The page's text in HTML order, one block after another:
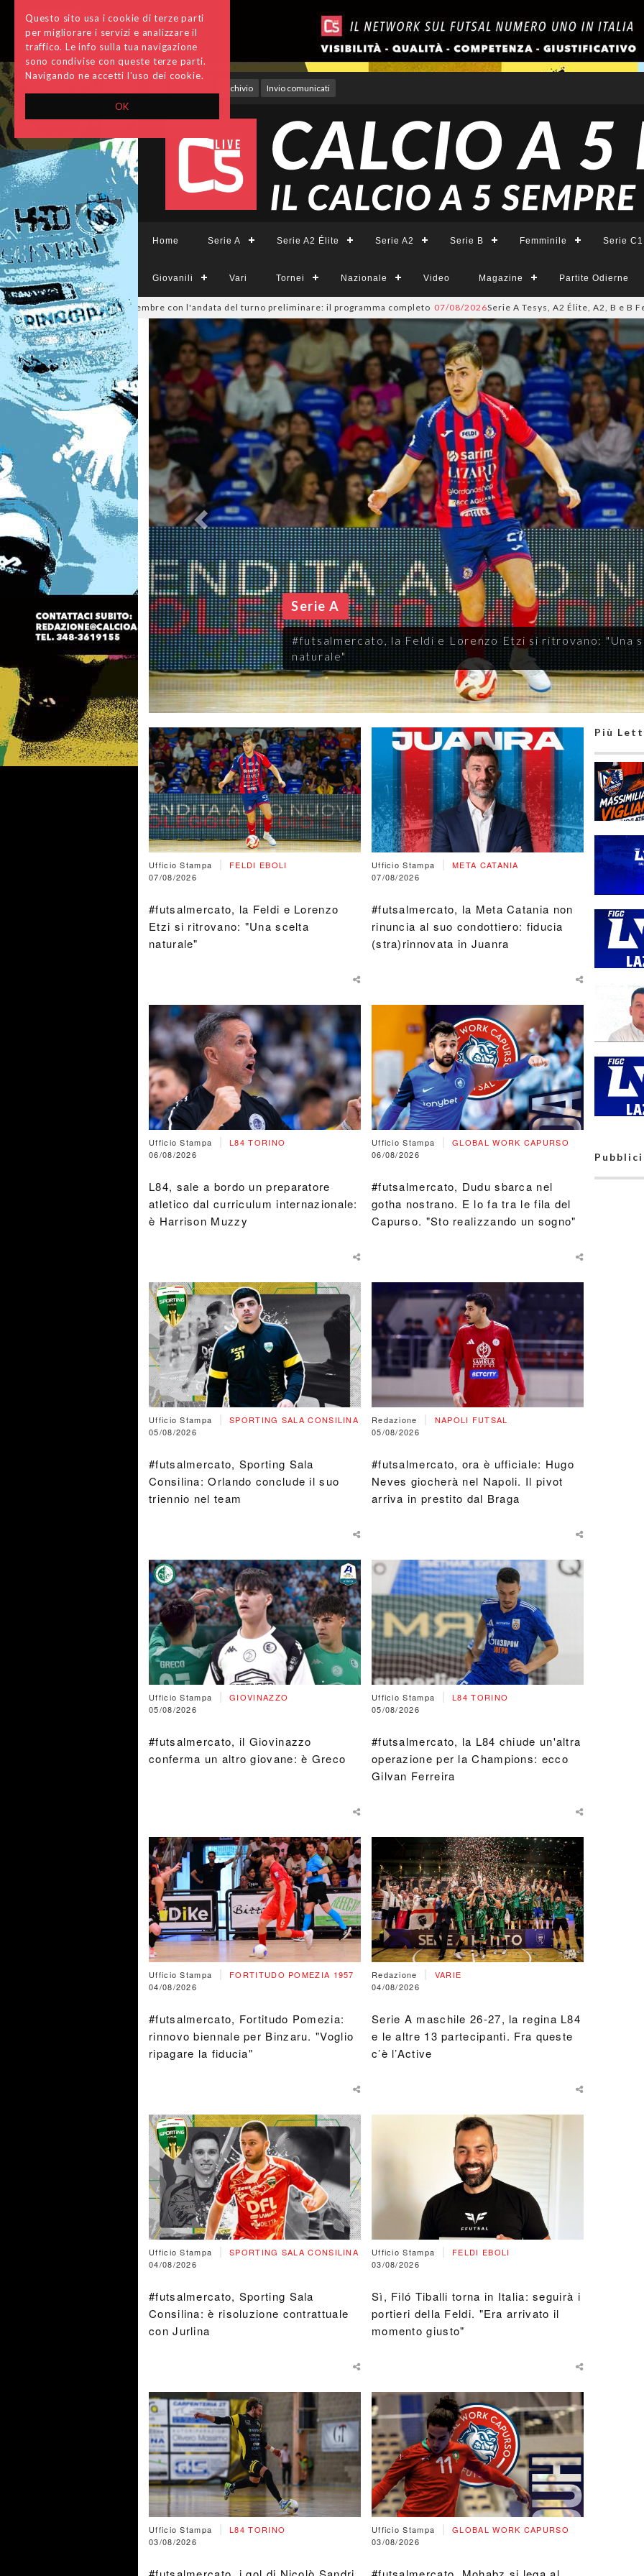
OK
Questo sito usa i cookie di terze parti
per migliorare i servizi e analizzare il
traffico. Le info sulla tua navigazione
sono condivise con queste terze parti.
Navigando ne accetti l'uso dei cookie.
Archivio Invio comunicati
Home Serie A Serie A2 Élite Serie A2 Serie B Femminile Serie C1
Giovanili Vari Tornei Nazionale Video Magazine Partite Odierne
parte il 19 settembre con l'andata del turno preliminare: il programma completo 07/08/2026Serie A Tesys, A2 Élite, A2, B e B Femminile: i
Serie A
#futsalmercato, la Meta Catania non rinuncia al suo
condottiero: fiducia (stra)rinnovata in Juanra
Ufficio Stampa
FELDI EBOLI
07/08/2026
#futsalmercato, la Feldi e Lorenzo
Etzi si ritrovano: "Una scelta
naturale"
Ufficio Stampa
L84 TORINO
06/08/2026
L84, sale a bordo un preparatore
atletico dal curriculum internazionale:
è Harrison Muzzy
Ufficio Stampa
SPORTING SALA CONSILINA
05/08/2026
#futsalmercato, Sporting Sala
Consilina: Orlando conclude il suo
triennio nel team
Ufficio Stampa
GIOVINAZZO
05/08/2026
#futsalmercato, il Giovinazzo
conferma un altro giovane: è Greco
Ufficio Stampa
FORTITUDO POMEZIA 1957
04/08/2026
#futsalmercato, Fortitudo Pomezia:
rinnovo biennale per Binzaru. "Voglio
ripagare la fiducia"
Ufficio Stampa
SPORTING SALA CONSILINA
04/08/2026
#futsalmercato, Sporting Sala
Consilina: è risoluzione contrattuale
con Jurlina
Ufficio Stampa
L84 TORINO
03/08/2026
Ufficio Stampa
META CATANIA
07/08/2026
#futsalmercato, la Meta Catania non
rinuncia al suo condottiero: fiducia
(stra)rinnovata in Juanra
Ufficio Stampa
GLOBAL WORK CAPURSO
06/08/2026
#futsalmercato, Dudu sbarca nel
gotha nostrano. E lo fa tra le fila del
Capurso. "Sto realizzando un sogno"
Redazione
NAPOLI FUTSAL
05/08/2026
#futsalmercato, ora è ufficiale: Hugo
Neves giocherà nel Napoli. Il pivot
arriva in prestito dal Braga
Ufficio Stampa
L84 TORINO
05/08/2026
#futsalmercato, la L84 chiude un'altra
operazione per la Champions: ecco
Gilvan Ferreira
Redazione
VARIE
04/08/2026
Serie A maschile 26-27, la regina L84
e le altre 13 partecipanti. Fra queste
c’è l’Active
Ufficio Stampa
FELDI EBOLI
03/08/2026
Sì, Filó Tiballi torna in Italia: seguirà i
portieri della Feldi. "Era arrivato il
momento giusto"
Ufficio Stampa
GLOBAL WORK CAPURSO
03/08/2026
Più
Sport:
grande
organici
della
27.
riforma
obiettivo”
LND
C1, C2 e